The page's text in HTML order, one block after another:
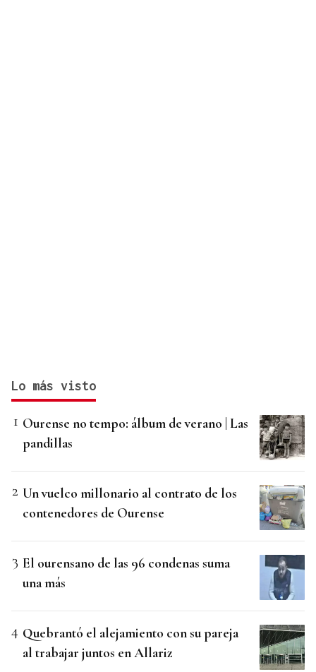
Lo más visto
Ourense no tempo: álbum de verano | Las
pandillas
Un vuelco millonario al contrato de los
contenedores de Ourense
El ourensano de las 96 condenas suma
una más
Quebrantó el alejamiento con su pareja
al trabajar juntos en Allariz